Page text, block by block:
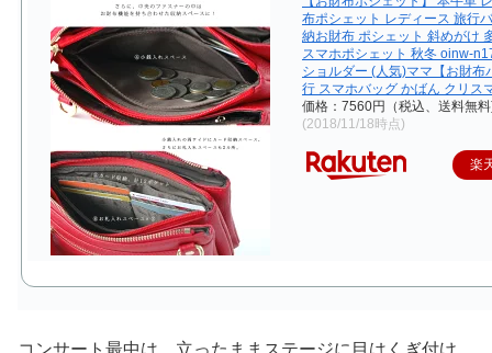
布ポシェット レディース 旅行
納お財布 ポシェット 斜めがけ
スマホポシェット 秋冬 oinw-
ショルダー (人気)ママ【お財布
行 スマホバッグ かばん クリス
価格：7560円（税込、送料無
(2018/11/18時点)
楽